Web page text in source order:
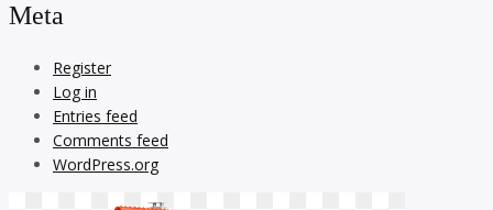
Meta
Register
Log in
Entries feed
Comments feed
WordPress.org